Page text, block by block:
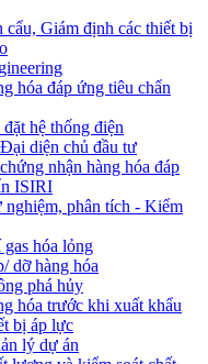
cẩu, Giám định các thiết bị
hóa đáp ứng tiêu chẩn
hệ thống điện
diện chủ đầu tư
nhận hàng hóa đáp
ISIRI
nghiệm, phân tích - Kiểm
hóa lỏng
dỡ hàng hóa
phá hủy
hóa trước khi xuất khẩu
bị áp lực
lý dự án